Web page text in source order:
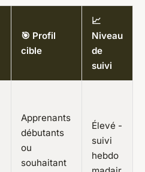
🎯 Profil
cible
📈
Niveau
de
suivi
Apprenants
débutants
ou
souhaitant
Élevé -
suivi
hebdo